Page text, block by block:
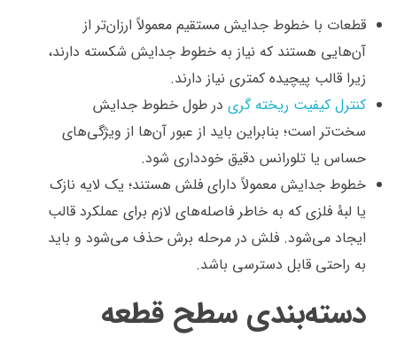
قطعات با خطوط جدایش مستقیم معمولاً ارزان‌تر از
آن‌هایی هستند که نیاز به خطوط جدایش شکسته دارند،
زیرا قالب پیچیده کمتری نیاز دارند.
کنترل کیفیت ریخته گری در طول خطوط جدایش
سخت‌تر است؛ بنابراین باید از عبور آن‌ها از ویژگی‌های
حساس یا تلورانس دقیق خودداری شود.
خطوط جدایش معمولاً دارای فلش هستند؛ یک لایه نازک
یا لبۀ فلزی که به خاطر فاصله‌های لازم برای عملکرد قالب
ایجاد می‌شود. فلش در مرحله برش حذف می‌شود و باید
به راحتی قابل دسترسی باشد.
دسته‌بندی سطح قطعه